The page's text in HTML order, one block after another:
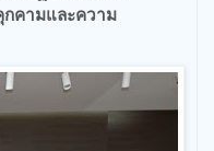
กคามและความ